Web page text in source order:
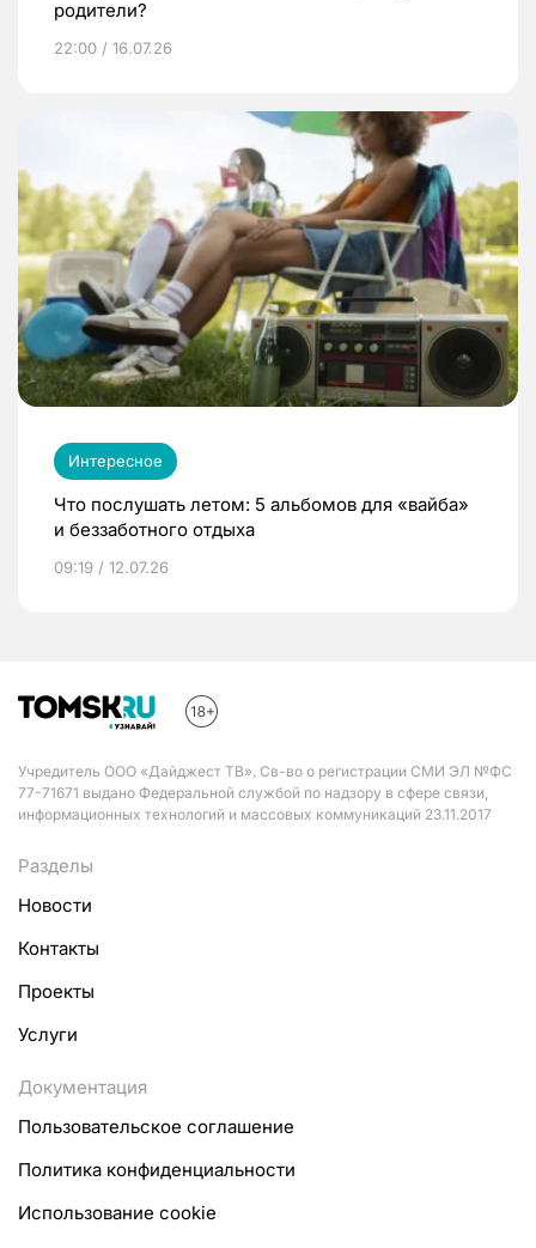
родители?
22:00 / 16.07.26
Интересное
Что послушать летом: 5 альбомов для «вайба»
и беззаботного отдыха
09:19 / 12.07.26
Учредитель ООО «Дайджест ТВ». Св-во о регистрации СМИ ЭЛ №ФС
77-71671 выдано Федеральной службой по надзору в сфере связи,
информационных технологий и массовых коммуникаций 23.11.2017
Разделы
Новости
Контакты
Проекты
Услуги
Документация
Пользовательское соглашение
Политика конфиденциальности
Использование cookie